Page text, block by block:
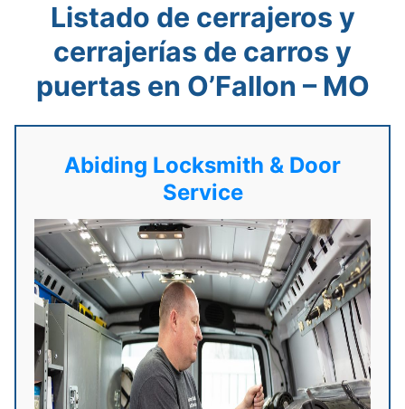
Listado de cerrajeros y
cerrajerías de carros y
puertas en O’Fallon – MO
Abiding Locksmith & Door
Service